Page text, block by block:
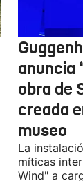
anuncia
obra de
creada
museo
La
míticas
Wind" a